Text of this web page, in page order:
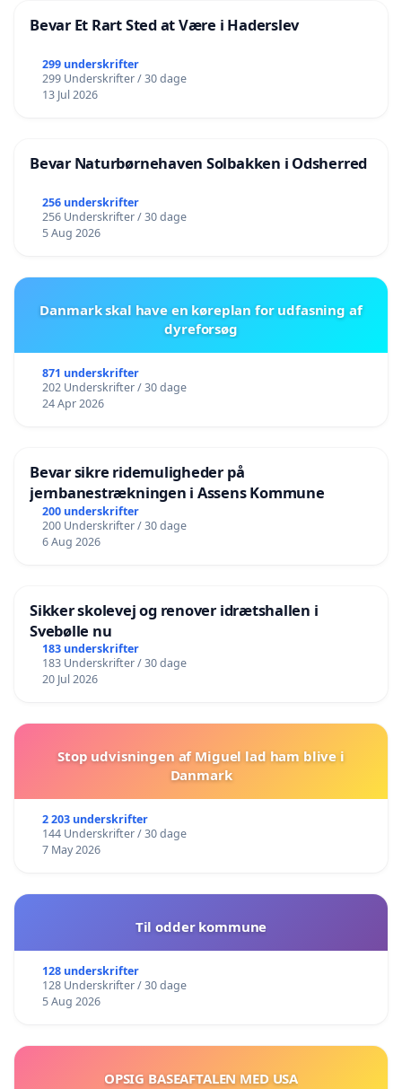
Bevar Et Rart Sted at Være i Haderslev
299 underskrifter
299 Underskrifter / 30 dage
13 Jul 2026
Bevar Naturbørnehaven Solbakken i Odsherred
256 underskrifter
256 Underskrifter / 30 dage
5 Aug 2026
Danmark skal have en køreplan for udfasning af
dyreforsøg
871 underskrifter
202 Underskrifter / 30 dage
24 Apr 2026
Bevar sikre ridemuligheder på
jernbanestrækningen i Assens Kommune
200 underskrifter
200 Underskrifter / 30 dage
6 Aug 2026
Sikker skolevej og renover idrætshallen i
Svebølle nu
183 underskrifter
183 Underskrifter / 30 dage
20 Jul 2026
Stop udvisningen af Miguel lad ham blive i
Danmark
2 203 underskrifter
144 Underskrifter / 30 dage
7 May 2026
Til odder kommune
128 underskrifter
128 Underskrifter / 30 dage
5 Aug 2026
OPSIG BASEAFTALEN MED USA